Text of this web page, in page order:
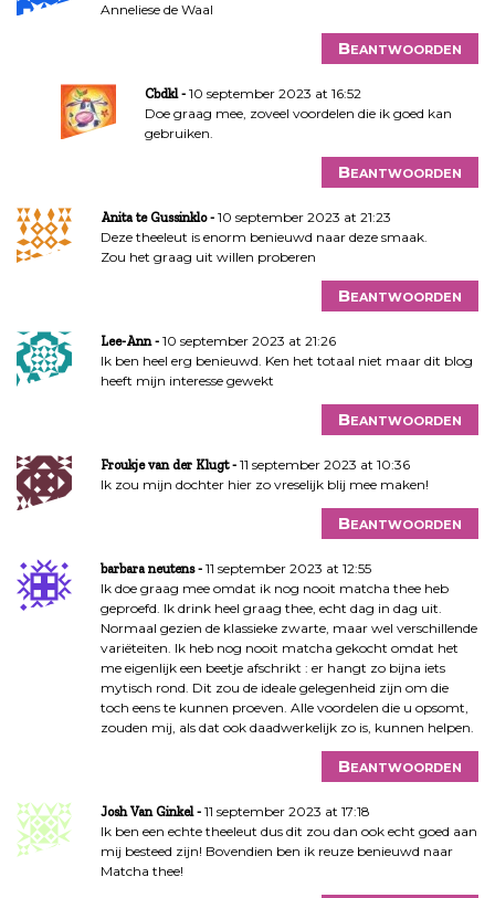
Anneliese de Waal
Beantwoorden
Cbdkl
10 september 2023 at 16:52
Doe graag mee, zoveel voordelen die ik goed kan
gebruiken.
Beantwoorden
Anita te Gussinklo
10 september 2023 at 21:23
Deze theeleut is enorm benieuwd naar deze smaak.
Zou het graag uit willen proberen
Beantwoorden
Lee-Ann
10 september 2023 at 21:26
Ik ben heel erg benieuwd. Ken het totaal niet maar dit blog
heeft mijn interesse gewekt
Beantwoorden
Froukje van der Klugt
11 september 2023 at 10:36
Ik zou mijn dochter hier zo vreselijk blij mee maken!
Beantwoorden
barbara neutens
11 september 2023 at 12:55
Ik doe graag mee omdat ik nog nooit matcha thee heb
geproefd. Ik drink heel graag thee, echt dag in dag uit.
Normaal gezien de klassieke zwarte, maar wel verschillende
variëteiten. Ik heb nog nooit matcha gekocht omdat het
me eigenlijk een beetje afschrikt : er hangt zo bijna iets
mytisch rond. Dit zou de ideale gelegenheid zijn om die
toch eens te kunnen proeven. Alle voordelen die u opsomt,
zouden mij, als dat ook daadwerkelijk zo is, kunnen helpen.
Beantwoorden
Josh Van Ginkel
11 september 2023 at 17:18
Ik ben een echte theeleut dus dit zou dan ook echt goed aan
mij besteed zijn! Bovendien ben ik reuze benieuwd naar
Matcha thee!